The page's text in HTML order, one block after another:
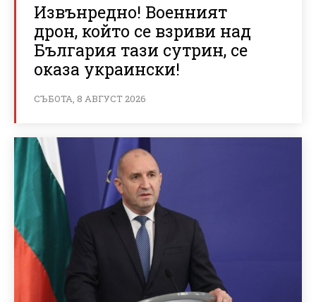
Извънредно! Военният
дрон, който се взриви над
България тази сутрин, се
оказа украински!
СЪБОТА, 8 АВГУСТ 2026